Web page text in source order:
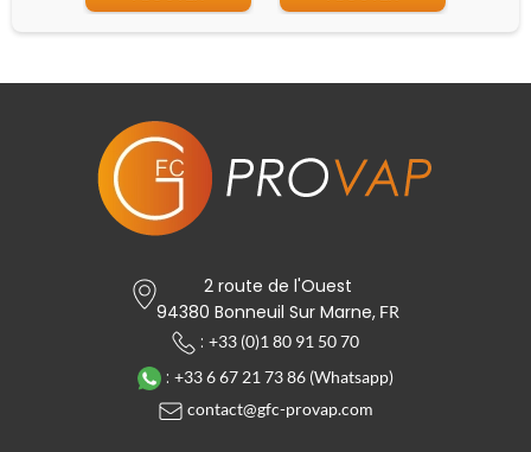
2 route de l'Ouest
94380 Bonneuil Sur Marne,FR
: +33 (0)1 80 91 50 70
: +33 6 67 21 73 86 (Whatsapp)
contact@gfc-provap.com